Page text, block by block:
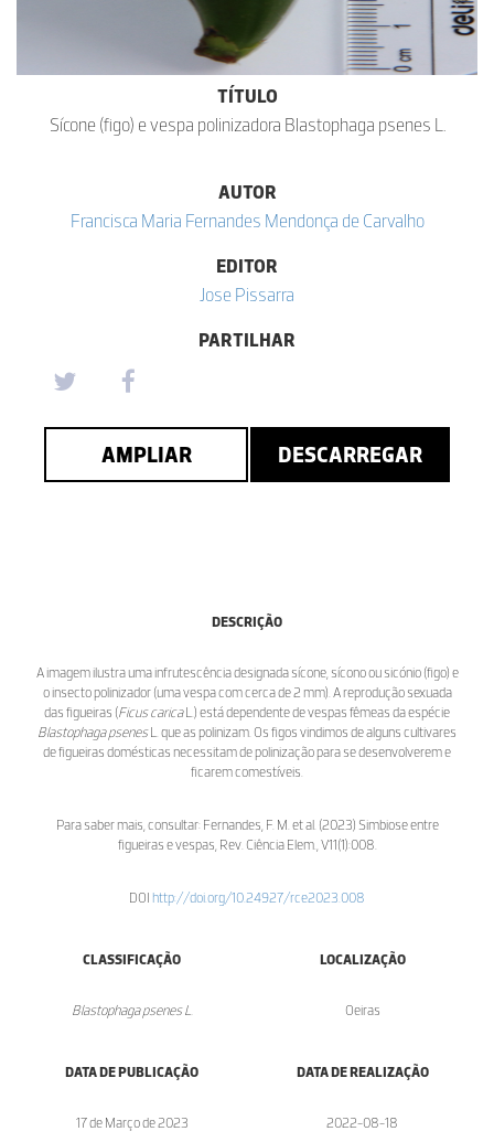
TÍTULO
Sícone (figo) e vespa polinizadora Blastophaga psenes L.
AUTOR
Francisca Maria Fernandes Mendonça de Carvalho
EDITOR
Jose Pissarra
PARTILHAR
AMPLIAR DESCARREGAR
DESCRIÇÃO
A imagem ilustra uma infrutescência designada sícone, sícono ou sicónio (figo) e
o insecto polinizador (uma vespa com cerca de 2 mm). A reprodução sexuada
das figueiras (Ficus caricaL.) está dependente de vespas fêmeas da espécie
Blastophaga psenesL. que as polinizam. Os figos vindimos de alguns cultivares
de figueiras domésticas necessitam de polinização para se desenvolverem e
ficarem comestíveis.
Para saber mais, consultar: Fernandes, F. M. et al. (2023) Simbiose entre
figueiras e vespas, Rev. Ciência Elem., V11(1):008.
DOI http://doi.org/10.24927/rce2023.008
CLASSIFICAÇÃO
Blastophaga psenes L.
LOCALIZAÇÃO
Oeiras
DATA DE PUBLICAÇÃO
17 de Março de 2023
DATA DE REALIZAÇÃO
2022-08-18